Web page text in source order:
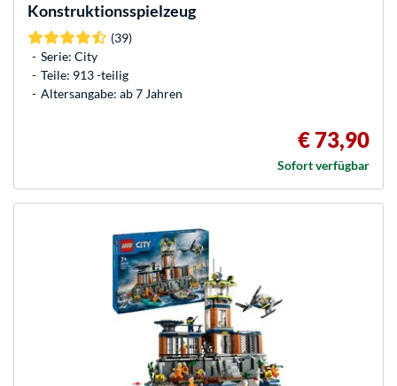
Konstruktionsspielzeug
(39)
Serie: City
Teile: 913 -teilig
Altersangabe: ab 7 Jahren
€ 73,90
Sofort verfügbar